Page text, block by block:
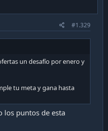
#1.329
un desafío por enero y
tu meta y gana hasta
los puntos de esta